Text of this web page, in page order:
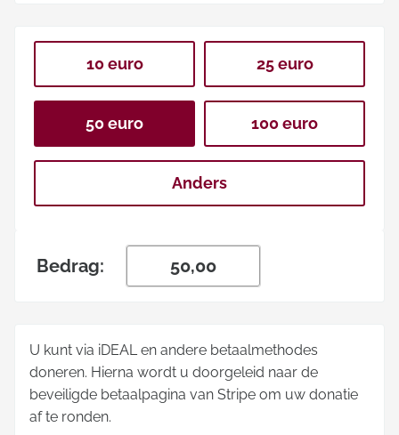
10 euro 25 euro
50 euro 100 euro
Anders
Bedrag:
U kunt via iDEAL en andere betaalmethodes
doneren. Hierna wordt u doorgeleid naar de
beveiligde betaalpagina van Stripe om uw donatie
af te ronden.